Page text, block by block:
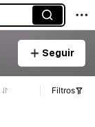
Seguir
Filtros